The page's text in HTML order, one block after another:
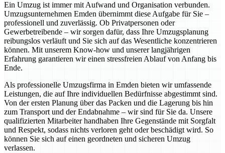
Ein Umzug ist immer mit Aufwand und Organisation verbunden.
Umzugsunternehmen Emden übernimmt diese Aufgabe für Sie –
professionell und zuverlässig. Ob Privatpersonen oder
Gewerbetreibende – wir sorgen dafür, dass Ihre Umzugsplanung
reibungslos verläuft und Sie sich auf das Wesentliche konzentrieren
können. Mit unserem Know-how und unserer langjährigen
Erfahrung garantieren wir einen stressfreien Ablauf von Anfang bis
Ende.
Als professionelle Umzugsfirma in Emden bieten wir umfassende
Leistungen, die auf Ihre individuellen Bedürfnisse abgestimmt sind.
Von der ersten Planung über das Packen und die Lagerung bis hin
zum Transport und der Endabnahme – wir sind für Sie da. Unsere
qualifizierten Mitarbeiter handhaben Ihre Gegenstände mit Sorgfalt
und Respekt, sodass nichts verloren geht oder beschädigt wird. So
können Sie sich auf einen geordneten und sicheren Umzug
verlassen.